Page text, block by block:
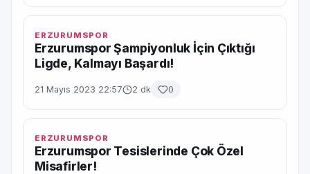
ERZURUMSPOR
Erzurumspor Şampiyonluk İçin Çıktığı
Ligde, Kalmayı Başardı!
21 Mayıs 2023 22:57 2 dk 0
ERZURUMSPOR
Erzurumspor Tesislerinde Çok Özel
Misafirler!